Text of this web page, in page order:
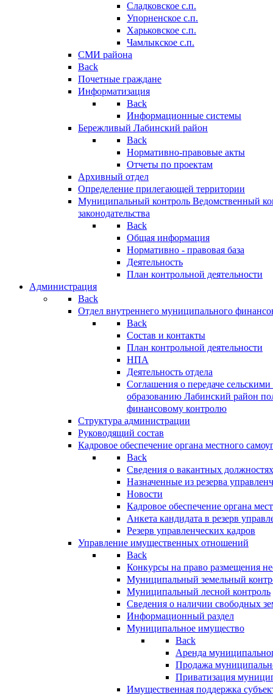
Сладковское с.п.
Упорненское с.п.
Харьковское с.п.
Чамлыкское с.п.
СМИ района
Back
Почетные граждане
Информатизация
Back
Информационные системы
Бережливый Лабинский район
Back
Нормативно-правовые акты
Отчеты по проектам
Архивный отдел
Определение прилегающей территории
Муниципальный контроль Ведомственный
законодательства
Back
Общая информация
Нормативно - правовая база
Деятельность
План контрольной деятельности
Администрация
Back
Отдел внутреннего муниципального
Back
Состав и контакты
План контрольной деятельности
НПА
Деятельность отдела
Соглашения о передаче
образованию Лабинский район
финансовому контролю
Структура администрации
Руководящий состав
Кадровое обеспечение органа местного
Back
Сведения о вакантных
Назначенные из резерва
Новости
Кадровое обеспечение органа
Анкета кандидата в резерв
Резерв управленческих кадров
Управление имущественных отношений
Back
Конкурсы на право размещения
Муниципальный земельный
Муниципальный лесной контроль
Сведения о наличии свободных
Информационный раздел
Муниципальное имущество
Back
Аренда
Продажа
Приватизация
Имущественная поддержка